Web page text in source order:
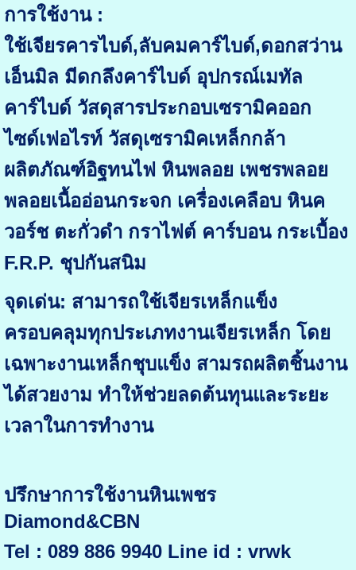
การใช้งาน :
ใช้เจียรคารไบด์,ลับคมคาร์ไบด์,ดอกสว่าน
เอ็นมิล มีดกลึงคาร์ไบด์ อุปกรณ์เมทัล
คาร์ไบด์ วัสดุสารประกอบเซรามิคออก
ไซด์เฟอไรท์ วัสดุเซรามิคเหล็กกล้า
ผลิตภัณฑ์อิฐทนไฟ หินพลอย เพชรพลอย
พลอยเนื้ออ่อนกระจก เครื่องเคลือบ หินค
วอร์ช ตะกั่วดำ กราไฟต์ คาร์บอน กระเบื้อง
F.R.P. ชุปกันสนิม
จุดเด่น: สามารถใช้เจียรเหล็กแข็ง
ครอบคลุมทุกประเภทงานเจียรเหล็ก โดย
เฉพาะงานเหล็กชุบแข็ง สามรถผลิตชิ้นงาน
ได้สวยงาม ทำให้ช่วยลดต้นทุนและระยะ
เวลาในการทำงาน
ปรึกษาการใช้งานหินเพชร
Diamond&CBN
Tel : 089 886 9940 Line id : vrwk